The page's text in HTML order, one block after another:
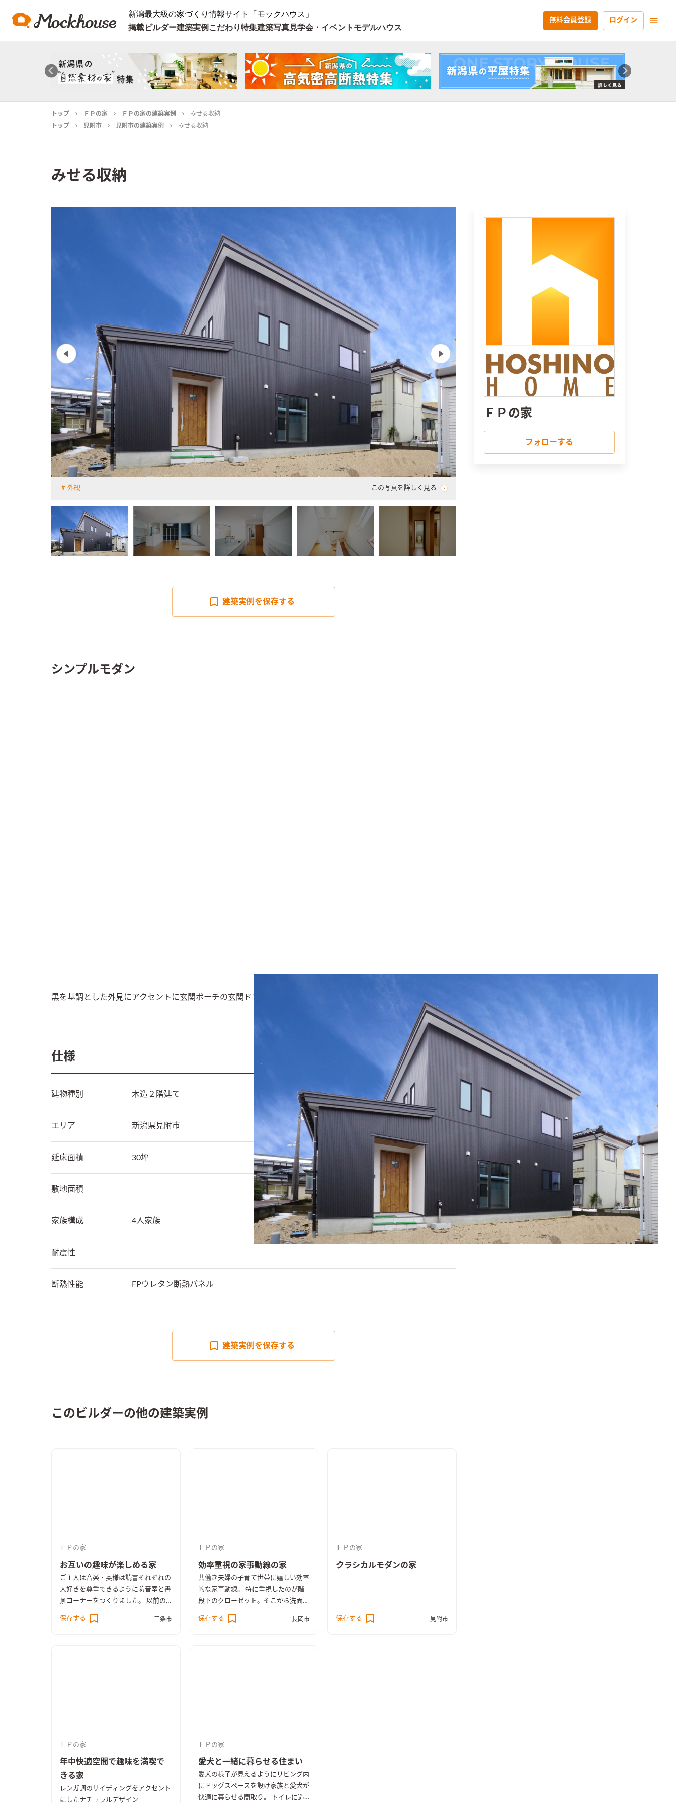
新潟最大級の家づくり情報サイト「モックハウス」
掲載ビルダー建築実例 こだわり特集建築写真見学会・イベント モデルハウス
無料会員登録 ログイン
トップ ＦＰの家 ＦＰの家の建築実例
みせる収納
トップ
見附市 見附市の建築実例 みせる収納
みせる収納
外観 この写真を詳しく見る
建築実例を保存する
シンプルモダン
黒を基調とした外見にアクセントに玄関ポーチの玄関ドアと軒天井に木のぬくもりをプラス
仕様
建物種別 木造２階建て
エリア 新潟県 見附市
延床面積 30坪
敷地面積
家族構成 4人家族
耐震性
断熱性能 FPウレタン断熱パネル
建築実例を保存する
このビルダーの他の建築実例
ＦＰの家
お互いの趣味が楽しめる家
ご主人は音楽・奥様は読書それぞれの
大好きを尊重できるように防音室と書
斎コーナーをつくりました。 以前の
住まいが狭かったので広々としたリビ
ングと二人で楽しめるキッチンが欲し
保存する 三条市
ＦＰの家
効率重視の家事動線の家
共働き夫婦の子育て世帯に嬉しい効率
的な家事動線。 特に重視したのが階
段下のクローゼット。そこから洗面・
ユーティリティー・浴室まで一直線。
洗濯から、干す、たたむ、片付けまで
保存する 長岡市
ＦＰの家
クラシカルモダンの家
保存する 見附市
ＦＰの家
年中快適空間で趣味を満喫で
きる家
レンガ調のサイディングをアクセント
にしたナチュラルデザイン
ＦＰの家
愛犬と一緒に暮らせる住まい
愛犬の様子が見えるようにリビング内
にドッグスペースを設け家族と愛犬が
快適に暮らせる間取り。 トイレに造
ＦＰの家
フォローする